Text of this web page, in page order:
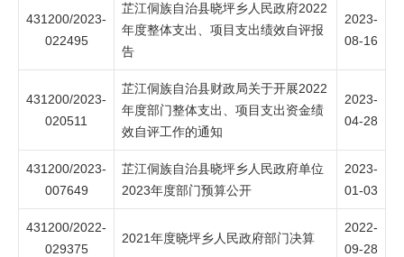
431200/2023-
022495
芷江侗族自治县晓坪乡人民政府2022
年度整体支出、项目支出绩效自评报
告
2023-
08-16
431200/2023-
020511
芷江侗族自治县财政局关于开展2022
年度部门整体支出、项目支出资金绩
效自评工作的通知
2023-
04-28
431200/2023-
007649
芷江侗族自治县晓坪乡人民政府单位
2023年度部门预算公开
2023-
01-03
431200/2022-
029375
2021年度晓坪乡人民政府部门决算
2022-
09-28